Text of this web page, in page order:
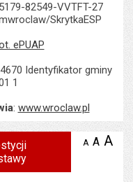
82549-VVTFT-27
SkrytkaESP
ePUAP
Identyfikator gminy
1
: www.wroclaw.pl
A zmniejsz
A A